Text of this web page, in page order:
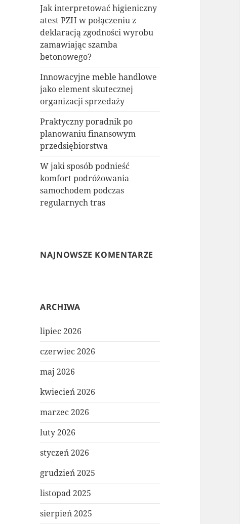
Jak interpretować higieniczny
atest PZH w połączeniu z
deklaracją zgodności wyrobu
zamawiając szamba
betonowego?
Innowacyjne meble handlowe
jako element skutecznej
organizacji sprzedaży
Praktyczny poradnik po
planowaniu finansowym
przedsiębiorstwa
W jaki sposób podnieść
komfort podróżowania
samochodem podczas
regularnych tras
NAJNOWSZE KOMENTARZE
ARCHIWA
lipiec 2026
czerwiec 2026
maj 2026
kwiecień 2026
marzec 2026
luty 2026
styczeń 2026
grudzień 2025
listopad 2025
sierpień 2025